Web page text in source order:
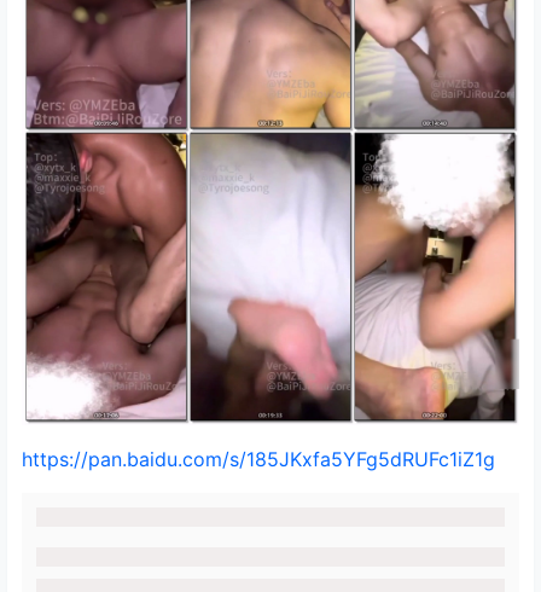
https://pan.baidu.com/s/185JKxfa5YFg5dRUFc1iZ1g